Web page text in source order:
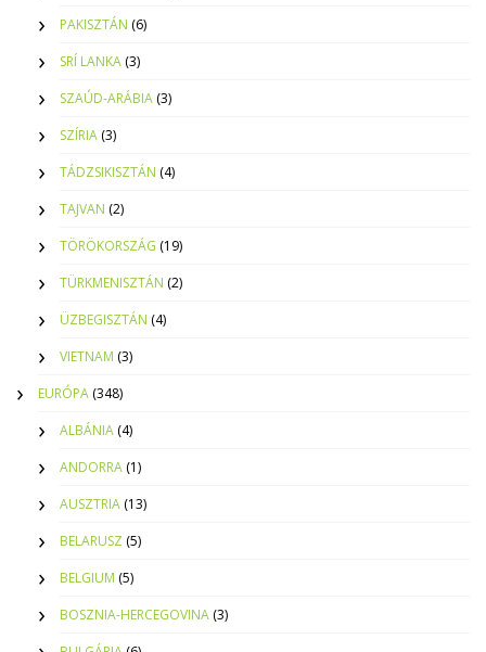
PAKISZTÁN (6)
SRÍ LANKA (3)
SZAÚD-ARÁBIA (3)
SZÍRIA (3)
TÁDZSIKISZTÁN (4)
TAJVAN (2)
TÖRÖKORSZÁG (19)
TÜRKMENISZTÁN (2)
ÜZBEGISZTÁN (4)
VIETNAM (3)
EURÓPA (348)
ALBÁNIA (4)
ANDORRA (1)
AUSZTRIA (13)
BELARUSZ (5)
BELGIUM (5)
BOSZNIA-HERCEGOVINA (3)